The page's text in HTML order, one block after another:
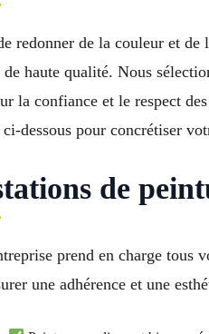
redonner de la couleur et de
de haute qualité. Nous
la confiance et le respect
ci-dessous pour concrétiser
de
prend en charge tous
une adhérence et une